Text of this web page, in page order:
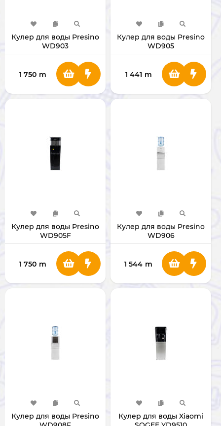
Кулер для воды Presino
WD903
1 750 m
Кулер для воды Presino
WD905
1 441 m
Кулер для воды Presino
WD905F
1 750 m
Кулер для воды Presino
WD906
1 544 m
Кулер для воды Presino
Кулер для воды Xiaomi